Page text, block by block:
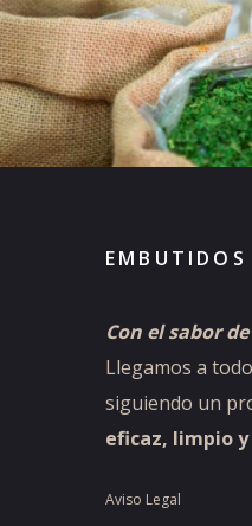
Con el sabor
Llegamos a
siguiendo un
eficaz, limpio
Aviso Legal